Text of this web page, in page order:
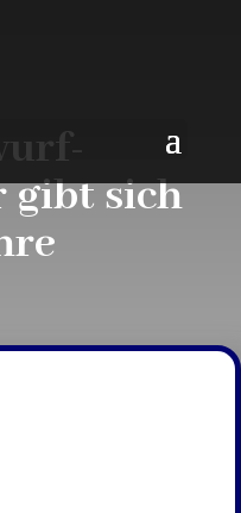
gibt sich